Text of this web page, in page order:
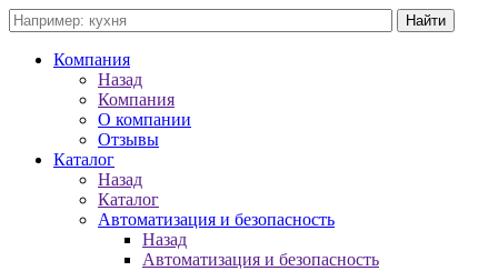
Компания
Назад
Компания
О компании
Отзывы
Каталог
Назад
Каталог
Автоматизация и безопасность
Назад
Автоматизация и безопасность